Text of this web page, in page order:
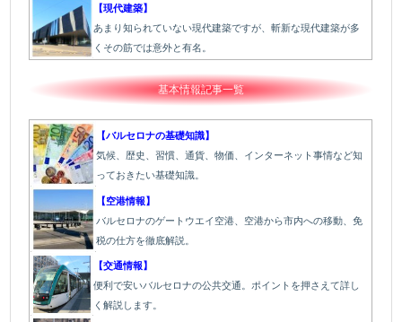
【現代建築】
あまり知られていない現代建築ですが、斬新な現代建築が多
くその筋では意外と有名。
基本情報記事一覧
【バルセロナの基礎知識】
気候、歴史、習慣、通貨、物価、インターネット事情など知
っておきたい基礎知識。
【空港情報】
バルセロナのゲートウエイ空港、空港から市内への移動、免
税の仕方を徹底解説。
【交通情報】
便利で安いバルセロナの公共交通。ポイントを押さえて詳し
く解説します。